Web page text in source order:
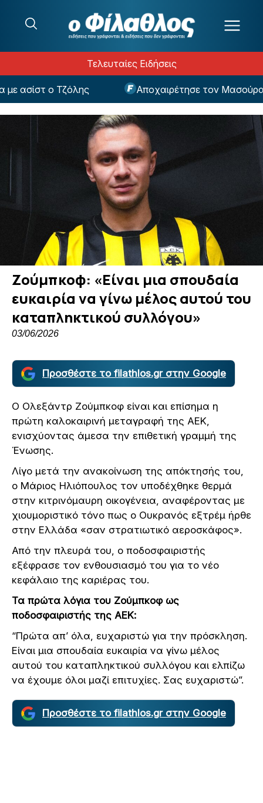
Τελευταίες Ειδήσεις
ασίστ ο Τζόλης Αποχαιρέτησε τον Μασούρα ο
Ζούμπκοφ: «Είναι μια σπουδαία
ευκαιρία να γίνω μέλος αυτού του
καταπληκτικού συλλόγου»
03/06/2026
Προσθέστε το filathlos.gr στην Google
Ο Ολεξάντρ Ζούμπκοφ είναι και επίσημα η
πρώτη καλοκαιρινή μεταγραφή της ΑΕΚ,
ενισχύοντας άμεσα την επιθετική γραμμή της
Ένωσης.
Λίγο μετά την ανακοίνωση της απόκτησής του,
ο Μάριος Ηλιόπουλος τον υποδέχθηκε θερμά
στην κιτρινόμαυρη οικογένεια, αναφέροντας με
χιουμοριστικό τόνο πως ο Ουκρανός εξτρέμ ήρθε
στην Ελλάδα «σαν στρατιωτικό αεροσκάφος».
Από την πλευρά του, ο ποδοσφαιριστής
εξέφρασε τον ενθουσιασμό του για το νέο
κεφάλαιο της καριέρας του.
Τα πρώτα λόγια του Ζούμπκοφ ως
ποδοσφαιριστής της ΑΕΚ:
“Πρώτα απ’ όλα, ευχαριστώ για την πρόσκληση.
Είναι μια σπουδαία ευκαιρία να γίνω μέλος
αυτού του καταπληκτικού συλλόγου και ελπίζω
να έχουμε όλοι μαζί επιτυχίες. Σας ευχαριστώ”.
Προσθέστε το filathlos.gr στην Google